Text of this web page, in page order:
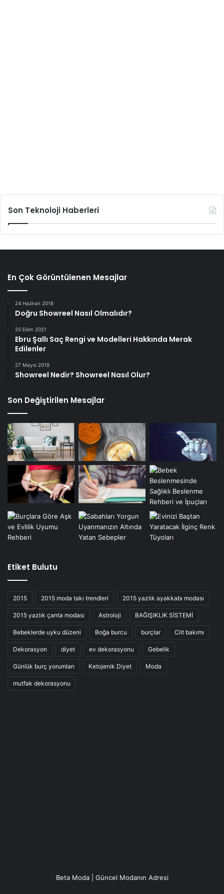
Son Teknoloji Haberleri
En Çok Görüntülenen Mesajlar
24 Haziran 2018
Doğru Showreel Nasıl Olmalıdır?
20 Ekim 2021
Ebru Şallı Saç Rengi ve Modelleri Hakkında Merak
Edilenler
27 Mayıs 2018
Showreel Nedir? Showreel Nasıl Olur?
Son Değiştirilen Mesajlar
Etiket Bulutu
2015 2015 moda takı trendleri 2015 yazlık ayakkabı modası
2015 yazlık çanta modası Astroloji BAĞIŞIKLIK SİSTEMİ
Bebeklerde uyku düzeni Boğa burcu burçlar Cilt bakımı
Dekorasyon diyet ev dekorasyonu Gebelik
Günlük burç yorumları Ketojenik Diyet Moda
mutfak dekorasyonu
Beta Moda | Güncel Modanın Adresi